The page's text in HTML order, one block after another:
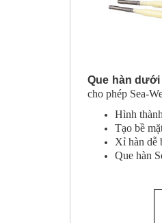
Que hàn
cho phép Sea-
Hình
Tạo bề
Xỉ hàn dễ
Que hàn